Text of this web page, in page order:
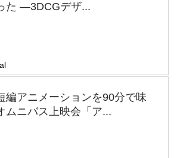
た —3DCGデザ...
編アニメーションを90分で味
ムニバス上映会「ア...